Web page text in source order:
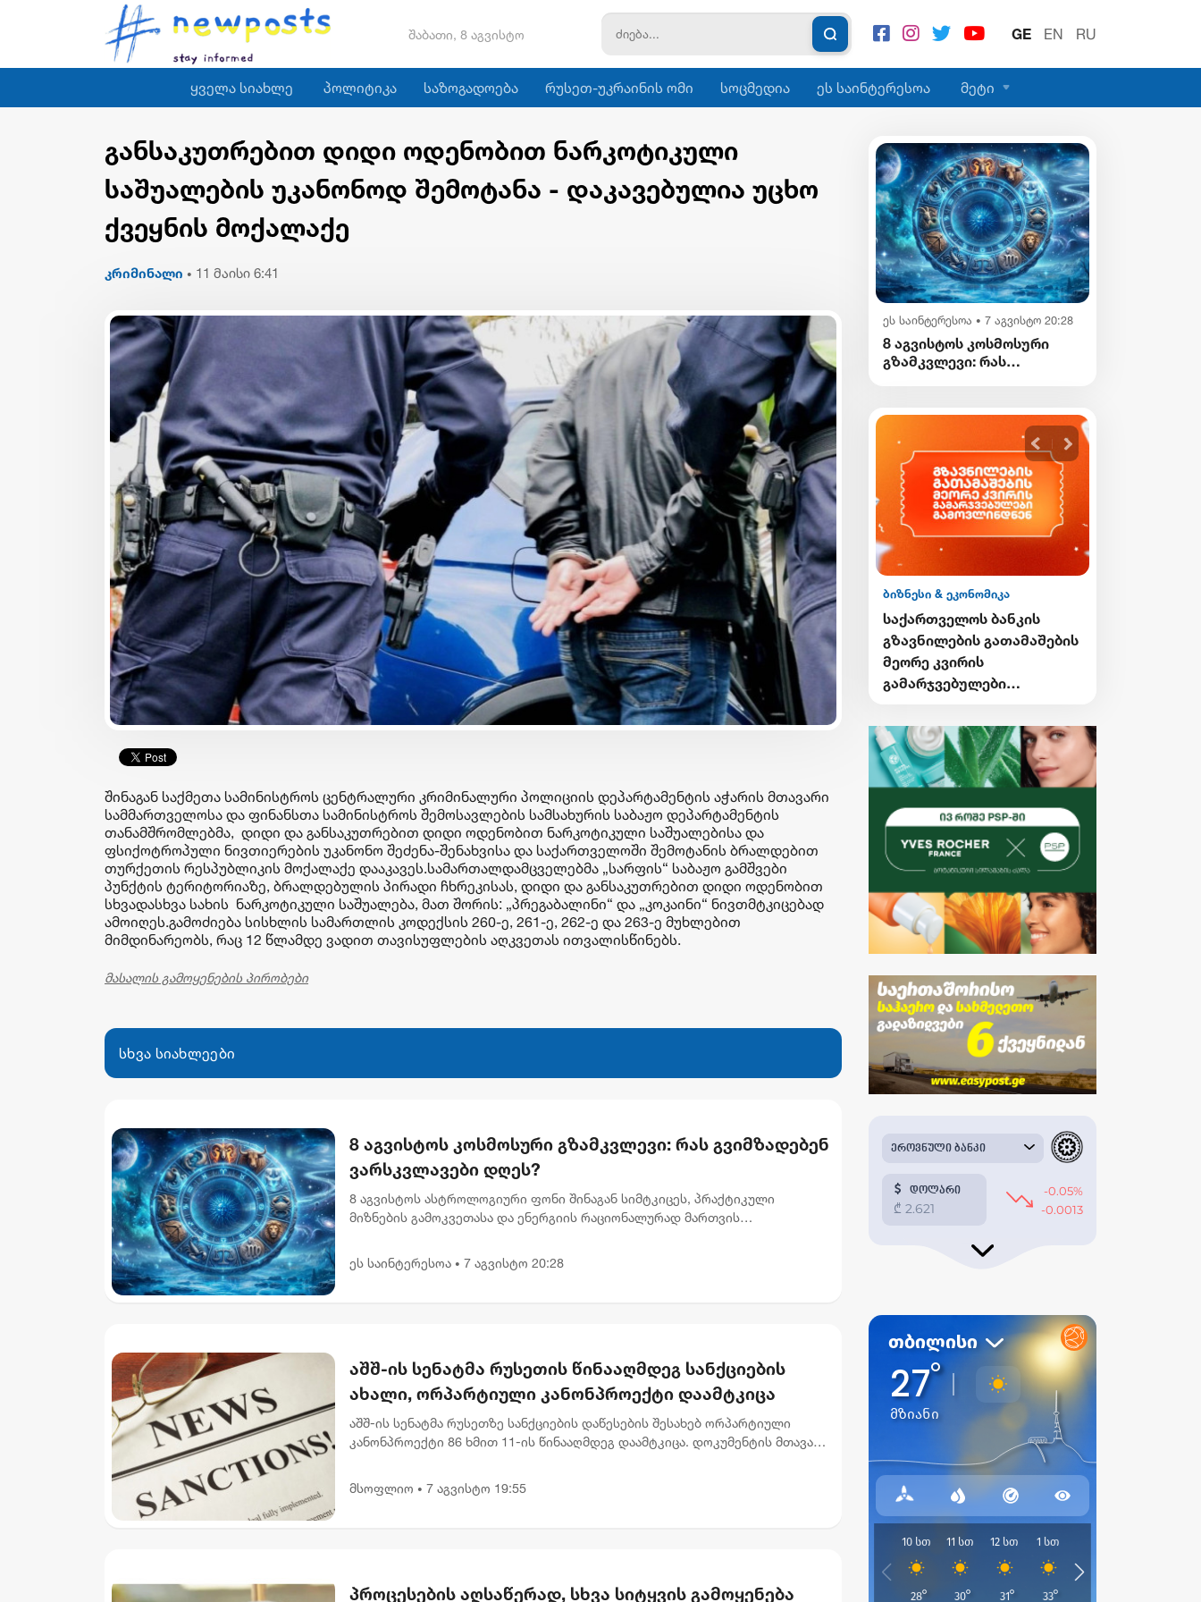
შაბათი, 8 აგვისტო GE EN RU
ყველა სიახლე პოლიტიკა საზოგადოება რუსეთ-უკრაინის ომი სოცმედია ეს საინტერესოა მეტი
განსაკუთრებით დიდი ოდენობით ნარკოტიკული
საშუალების უკანონოდ შემოტანა - დაკავებულია უცხო
ქვეყნის მოქალაქე
კრიმინალი • 11 მაისი 6:41
შინაგან საქმეთა სამინისტროს ცენტრალური კრიმინალური პოლიციის დეპარტამენტის აჭარის მთავარი
სამმართველოსა და ფინანსთა სამინისტროს შემოსავლების სამსახურის საბაჟო დეპარტამენტის
თანამშრომლებმა, დიდი და განსაკუთრებით დიდი ოდენობით ნარკოტიკული საშუალებისა და
ფსიქოტროპული ნივთიერების უკანონო შეძენა-შენახვისა და საქართველოში შემოტანის ბრალდებით
თურქეთის რესპუბლიკის მოქალაქე დააკავეს.სამართალდამცველებმა „სარფის“ საბაჟო გამშვები
პუნქტის ტერიტორიაზე, ბრალდებულის პირადი ჩხრეკისას, დიდი და განსაკუთრებით დიდი ოდენობით
სხვადასხვა სახის ნარკოტიკული საშუალება, მათ შორის: „პრეგაბალინი“ და „კოკაინი“ ნივთმტკიცებად
ამოიღეს.გამოძიება სისხლის სამართლის კოდექსის 260-ე, 261-ე, 262-ე და 263-ე მუხლებით
მიმდინარეობს, რაც 12 წლამდე ვადით თავისუფლების აღკვეთას ითვალისწინებს.
მასალის გამოყენების პირობები
სხვა სიახლეები
8 აგვისტოს კოსმოსური გზამკვლევი: რას გვიმზადებენ
ვარსკვლავები დღეს?
8 აგვისტოს ასტროლოგიური ფონი შინაგან სიმტკიცეს, პრაქტიკული
მიზნების გამოკვეთასა და ენერგიის რაციონალურად მართვის
უწყობს გადადებული საქმე...
ეს საინტერესოა • 7 აგვისტო 20:28
აშშ-ის სენატმა რუსეთის წინააღმდეგ სანქციების
ახალი, ორპარტიული კანონპროექტი დაამტკიცა
აშშ-ის სენატმა რუსეთზე სანქციების დაწესების შესახებ ორპარტიული
კანონპროექტი 86 ხმით 11-ის წინააღმდეგ დაამტკიცა. დოკუმენტის მთავარი
მსოფლიო • 7 აგვისტო 19:55
პროცესების აღსაწერად, სხვა სიტყვის გამოყენება
ეს საინტერესოა • 7 აგვისტო 20:28
8 აგვისტოს კოსმოსური
გზამკვლევი: რას
ბიზნესი & ეკონომიკა
მიიღეთ 25%-იანი
ფასდაკლება
კომფორტერში შერჩეულ
კოლექციაზე
საქართველოს ნაწილ-
ნაწილ გადახდისას
ბიზნესი & ეკონომიკა
Wine Square X Lunatic
ერთმანეთის
მხარდასაჭერად | მცირე
ბიზნესის ჯაჭვი
გრძელდება
ბიზნესი & ეკონომიკა
საქართველოს ბანკის
მობილბანკის მორიგი
განახლება - ახალი
შესაძლებლობები
მომხმარებლებისთვის
ბიზნესი & ეკონომიკა
საქართველოს ბანკის
გზავნილების გათამაშების
მეორე კვირის
გამარჯვებულები
გამოვლინდნენ
ბიზნესი & ეკონომიკა
საქართველოს ბანკის
Student Card-ისა და sCool
Card-ის მფლობელები
ქუთაისში ტრანსპორტზე
ისარგებლებენ